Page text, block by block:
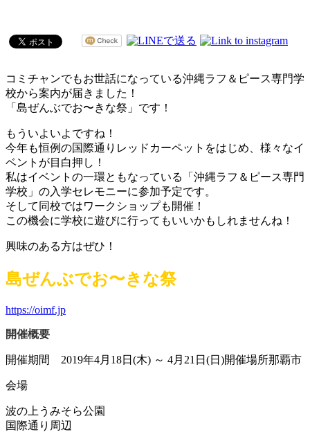
コミチャンでもお世話になっている沖縄ラフ＆ピース専門学
校から案内が届きました！
「島ぜんぶでお〜きな祭」です！
もういよいよですね！
今年も恒例の国際通りレッドカーペットをはじめ、様々なイ
ベントが目白押し！
私はイベントの一環ともなっている「沖縄ラフ＆ピース専門
学校」の入学セレモニーに参加予定です。
そして同校ではワークショップも開催！
この機会に学校に遊びに行ってもいいかもしれませんね！
興味のある方はぜひ！
島ぜんぶでお〜きな祭
https://oimf.jp
開催概要
開催期間 2019年4月18日(木) ～ 4月21日(日)開催場所那覇市
会場
波の上うみそら公園
国際通り周辺